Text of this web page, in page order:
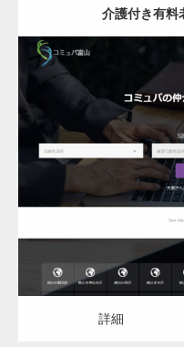
介護付き有料
更新
介護付
詳細 検索サイ
詳細